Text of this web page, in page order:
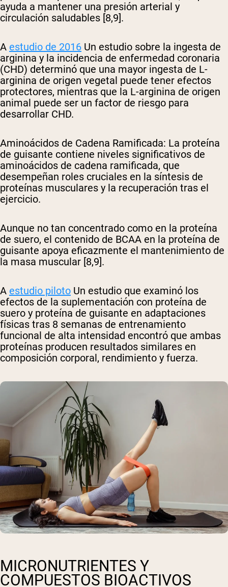
ayuda a mantener una presión arterial y
circulación saludables [8,9].
A estudio de 2016 Un estudio sobre la ingesta de
arginina y la incidencia de enfermedad coronaria
(CHD) determinó que una mayor ingesta de L-
arginina de origen vegetal puede tener efectos
protectores, mientras que la L-arginina de origen
animal puede ser un factor de riesgo para
desarrollar CHD.
Aminoácidos de Cadena Ramificada: La proteína
de guisante contiene niveles significativos de
aminoácidos de cadena ramificada, que
desempeñan roles cruciales en la síntesis de
proteínas musculares y la recuperación tras el
ejercicio.
Aunque no tan concentrado como en la proteína
de suero, el contenido de BCAA en la proteína de
guisante apoya eficazmente el mantenimiento de
la masa muscular [8,9].
A estudio piloto Un estudio que examinó los
efectos de la suplementación con proteína de
suero y proteína de guisante en adaptaciones
físicas tras 8 semanas de entrenamiento
funcional de alta intensidad encontró que ambas
proteínas producen resultados similares en
composición corporal, rendimiento y fuerza.
MICRONUTRIENTES Y
COMPUESTOS BIOACTIVOS